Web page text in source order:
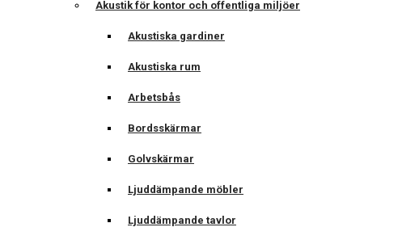
Akustik för kontor och offentliga miljöer
Akustiska gardiner
Akustiska rum
Arbetsbås
Bordsskärmar
Golvskärmar
Ljuddämpande möbler
Ljuddämpande tavlor